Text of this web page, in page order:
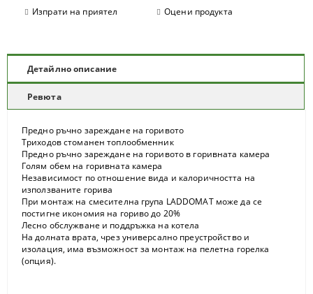
Изпрати на приятел Оцени продукта
Детайлно описание
Ревюта
Предно ръчно зареждане на горивото
Триходов стоманен топлообменник
Предно ръчно зареждане на горивото в горивната камера
Голям обем на горивната камера
Независимост по отношение вида и калоричността на
използваните горива
При монтаж на смесителна група LADDOMAT може да се
постигне икономия на гориво до 20%
Лесно обслужване и поддръжка на котела
На долната врата, чрез универсално преустройство и
изолация, има възможност за монтаж на пелетна горелка
(опция).